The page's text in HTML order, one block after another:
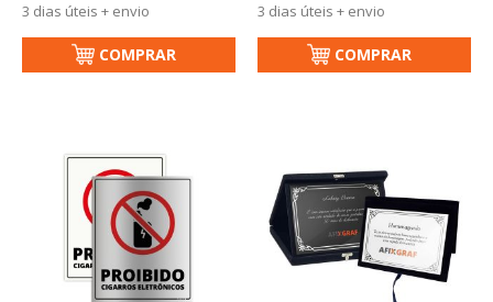
3 dias úteis + envio
COMPRAR
3 dias úteis + envio
COMPRAR